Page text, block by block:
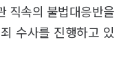
직속의 불법대응반을
수사를 진행하고 있